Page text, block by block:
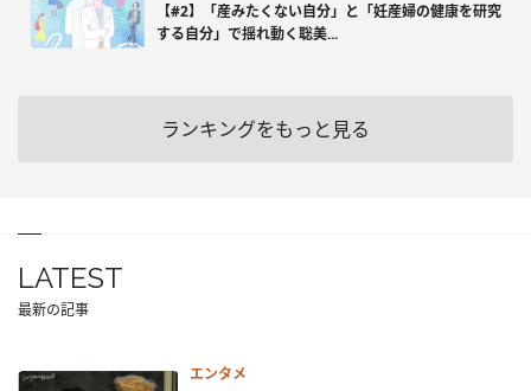
【#2】「産みたくない自分」と「妊産婦の健康を研究
する自分」で揺れ動く聡美...
ランキングをもっと見る
LATEST
最新の記事
エンタメ